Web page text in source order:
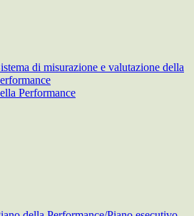
di misurazione e valutazione della
Performance